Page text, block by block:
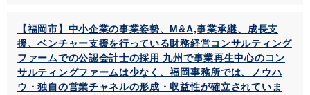
【福岡市】中小企業の事業姿勢、M&A,事業承継、成長支
援、ベンチャー支援を行っている財務経営コンサルティング
ファームでの公認会計士の採用 九州で事業再生中心のコン
サルティングファームは少なく、福岡事務所では、ノウハ
ウ・独自の営業チャネルの形成・収益性が確立されていま